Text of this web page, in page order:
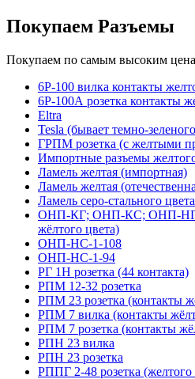
Покупаем Разъемы
Покупаем по самым высоким
6Р-100 вилка контакты
6Р-100А розетка контакты
Eltra
Tesla (бывает темно-
ГРПМ розетка (с желтыми
Импортные разъемы
Ламель желтая (импортная)
Ламель желтая
Ламель серо-стального
ОНП-КГ; ОНП-КС; ОНП-НГ;
жёлтого цвета)
ОНП-НС-1-108
ОНП-НС-1-94
РГ 1Н розетка (44 контакта)
РПМ 12-32 розетка
РПМ 23 розетка (контакты
РПМ 7 вилка (контакты
РПМ 7 розетка (контакты
РПН 23 вилка
РПН 23 розетка
РППГ 2-48 розетка (желтого